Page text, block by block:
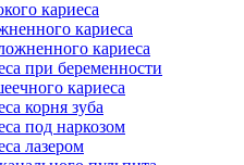
кариеса
кариеса
кариеса
при беременности
кариеса
корня зуба
под наркозом
лазером